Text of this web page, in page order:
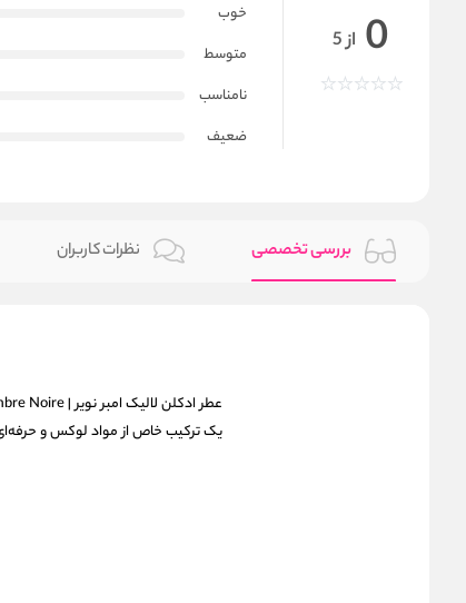
0 از 5
خوب
متوسط
نامناسب
ضعیف
بررسی تخصصی نظرات کاربران
یک ترکیب خاص از مواد لوکس و